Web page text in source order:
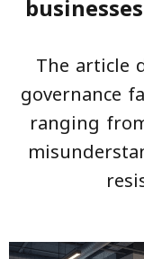
The article
governance
ranging